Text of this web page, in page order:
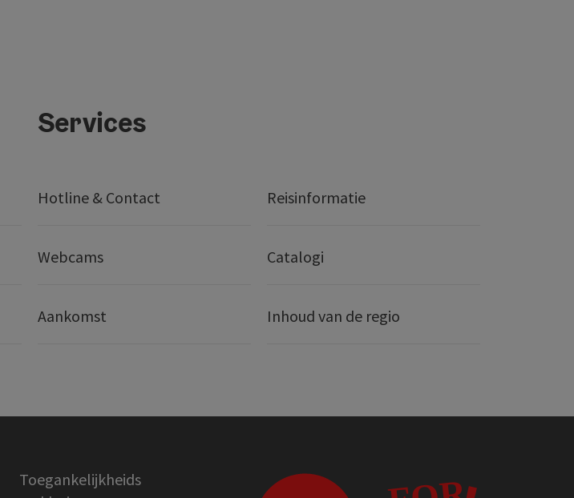
Services
Hotline & Contact Reisinformatie
Webcams Catalogi
Aankomst Inhoud van de regio
Toegankelijkheids